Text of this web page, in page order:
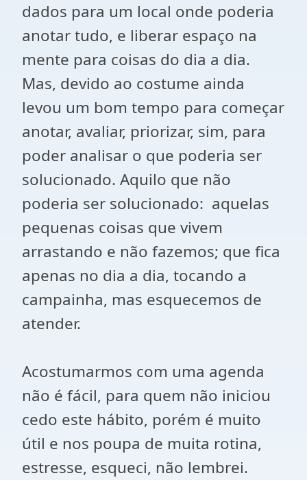
dados para um local onde poderia
anotar tudo, e liberar espaço na
mente para coisas do dia a dia.
Mas, devido ao costume ainda
levou um bom tempo para começar
anotar, avaliar, priorizar, sim, para
poder analisar o que poderia ser
solucionado. Aquilo que não
poderia ser solucionado: aquelas
pequenas coisas que vivem
arrastando e não fazemos; que fica
apenas no dia a dia, tocando a
campainha, mas esquecemos de
atender.
Acostumarmos com uma agenda
não é fácil, para quem não iniciou
cedo este hábito, porém é muito
útil e nos poupa de muita rotina,
estresse, esqueci, não lembrei.